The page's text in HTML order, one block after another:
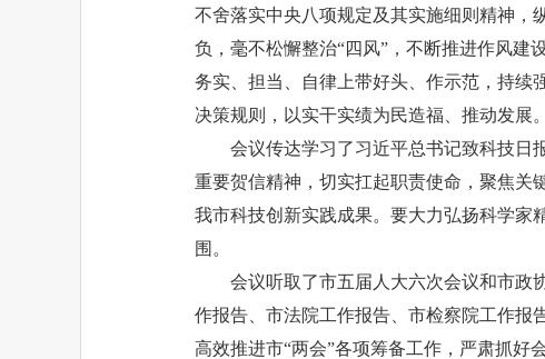
不舍落实中央八项规定及其实施细则精神，
负，毫不松懈整治“四风”，不断推进作风建
务实、担当、自律上带好头、作示范，持续
决策规则，以实干实绩为民造福、推动发展。
会议传达学习了习近平总书记致科技日
重要贺信精神，切实扛起职责使命，聚焦关
我市科技创新实践成果。要大力弘扬科学家
围。
会议听取了市五届人大六次会议和市政
作报告、市法院工作报告、市检察院工作报
高效推进市“两会”各项筹备工作，严肃抓好